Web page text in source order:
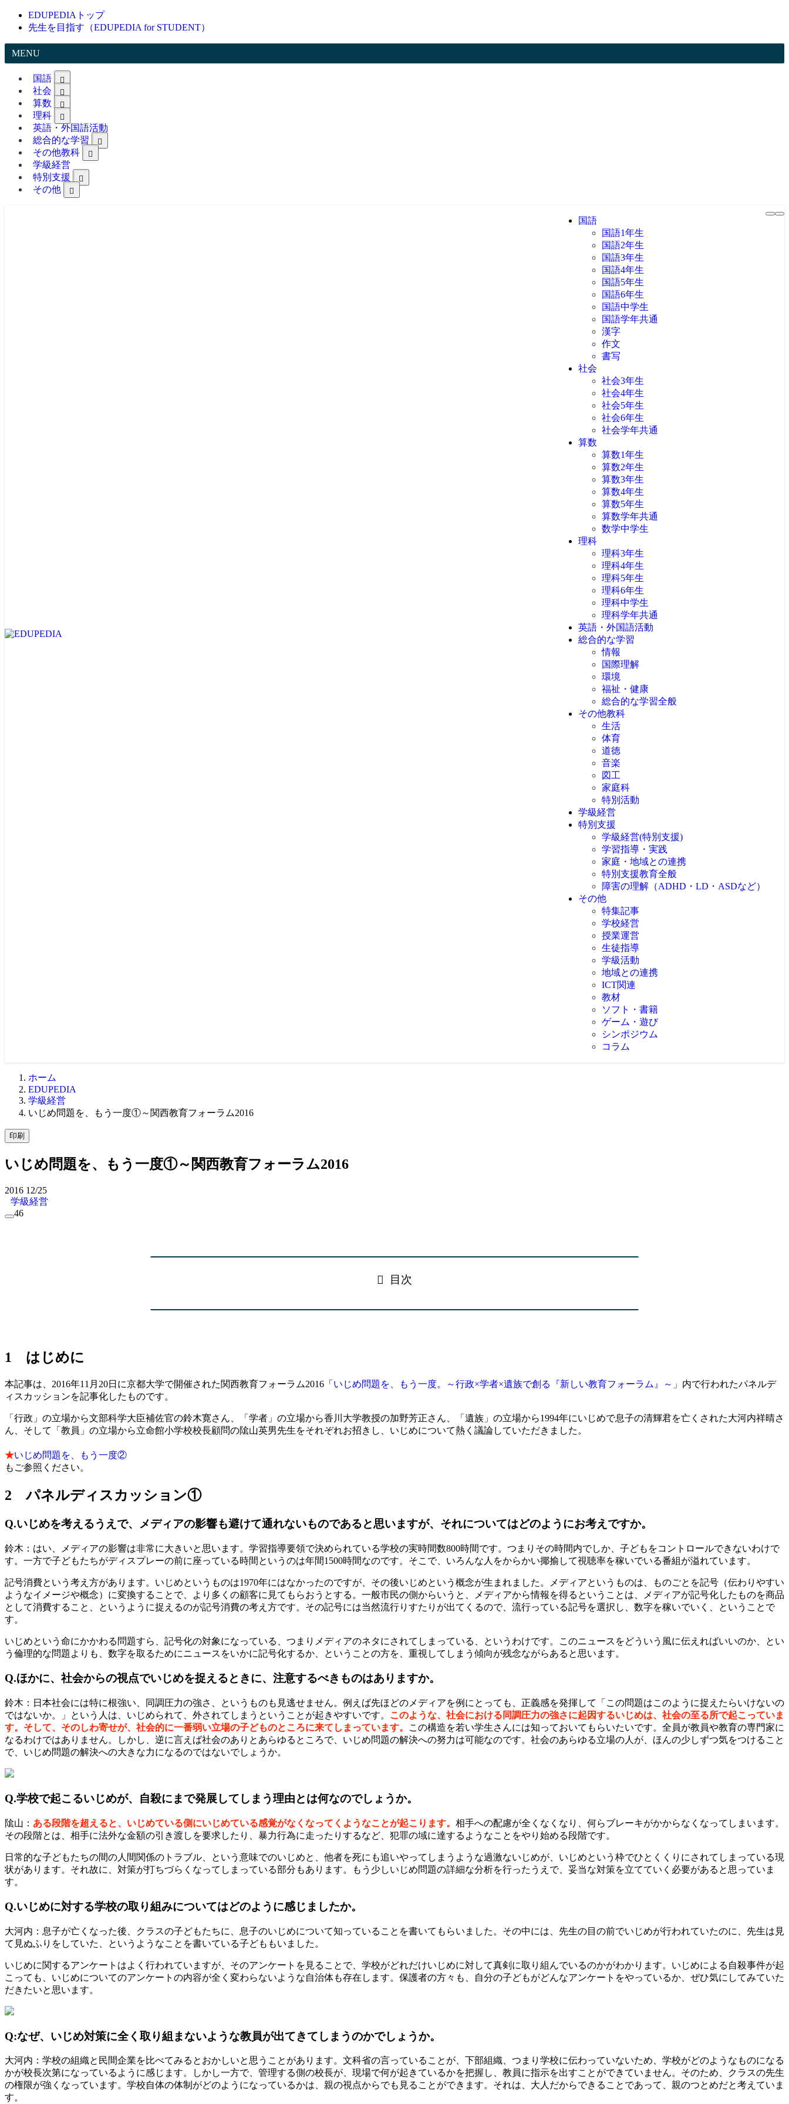
EDUPEDIAトップ
先生を目指す（EDUPEDIA for STUDENT）
MENU
国語
社会
算数
理科
英語・外国語活動
総合的な学習
その他教科
学級経営
特別支援
その他
国語
国語1年生
国語2年生
国語3年生
国語4年生
国語5年生
国語6年生
国語中学生
国語学年共通
漢字
作文
書写
社会
社会3年生
社会4年生
社会5年生
社会6年生
社会学年共通
算数
算数1年生
算数2年生
算数3年生
算数4年生
算数5年生
算数学年共通
数学中学生
理科
理科3年生
理科4年生
理科5年生
理科6年生
理科中学生
理科学年共通
英語・外国語活動
総合的な学習
情報
国際理解
環境
福祉・健康
総合的な学習全般
その他教科
生活
体育
道徳
音楽
図工
家庭科
特別活動
学級経営
特別支援
学級経営(特別支援)
学習指導・実践
家庭・地域との連携
特別支援教育全般
障害の理解（ADHD・LD・ASDなど）
その他
特集記事
学校経営
授業運営
生徒指導
学級活動
地域との連携
ICT関連
教材
ソフト・書籍
ゲーム・遊び
シンポジウム
コラム
ホーム
EDUPEDIA
学級経営
いじめ問題を、もう一度①～関西教育フォーラム2016
印刷
いじめ問題を、もう一度①～関西教育フォーラム2016
2016 12/25
学級経営
46
目次
1 はじめに
本記事は、2016年11月20日に京都大学で開催された関西教育フォーラム2016「 いじめ問題を、もう一度。～行政×学者×遺族で創る『新しい教育フォーラム』～ 」内で行われたパネルデ
ィスカッションを記事化したものです。
「行政」の立場から文部科学大臣補佐官の鈴木寛さん、「学者」の立場から香川大学教授の加野芳正さん、「遺族」の立場から1994年にいじめで息子の清輝君を亡くされた大河内祥晴さ
ん、そして「教員」の立場から立命館小学校校長顧問の隂山英男先生をそれぞれお招きし、いじめについて熱く議論していただきました。
★いじめ問題を、もう一度②
もご参照ください。
2 パネルディスカッション①
Q.いじめを考えるうえで、メディアの影響も避けて通れないものであると思いますが、それについてはどのようにお考えですか。
鈴木：はい、メディアの影響は非常に大きいと思います。学習指導要領で決められている学校の実時間数800時間です。つまりその時間内でしか、子どもをコントロールできないわけで
す。一方で子どもたちがディスプレーの前に座っている時間というのは年間1500時間なのです。そこで、いろんな人をからかい揶揄して視聴率を稼いでいる番組が溢れています。
記号消費という考え方があります。いじめというものは1970年にはなかったのですが、その後いじめという概念が生まれました。メディアというものは、ものごとを記号（伝わりやすい
ようなイメージや概念）に変換することで、より多くの顧客に見てもらおうとする。一般市民の側からいうと、メディアから情報を得るということは、メディアが記号化したものを商品
として消費すること、というように捉えるのが記号消費の考え方です。その記号には当然流行りすたりが出てくるので、流行っている記号を選択し、数字を稼いでいく、ということで
す。
いじめという命にかかわる問題すら、記号化の対象になっている、つまりメディアのネタにされてしまっている、というわけです。このニュースをどういう風に伝えればいいのか、とい
う倫理的な問題よりも、数字を取るためにニュースをいかに記号化するか、ということの方を、重視してしまう傾向が残念ながらあると思います。
Q.ほかに、社会からの視点でいじめを捉えるときに、注意するべきものはありますか。
鈴木：日本社会には特に根強い、同調圧力の強さ、というものも見逃せません。例えば先ほどのメディアを例にとっても、正義感を発揮して「この問題はこのように捉えたらいけないの
ではないか。」という人は、いじめられて、外されてしまうということが起きやすいです。 このような、社会における同調圧力の強さに起因するいじめは、社会の至る所で起こっていま
す。そして、そのしわ寄せが、社会的に一番弱い立場の子どものところに来てしまっています。
この構造を若い学生さんには知っておいてもらいたいです。全員が教員や教育の専門家に
なるわけではありません。しかし、逆に言えば社会のありとあらゆるところで、いじめ問題の解決への努力は可能なのです。社会のあらゆる立場の人が、ほんの少しずつ気をつけること
で、いじめ問題の解決への大きな力になるのではないでしょうか。
Q.学校で起こるいじめが、自殺にまで発展してしまう理由とは何なのでしょうか。
隂山： ある段階を超えると、いじめている側にいじめている感覚がなくなってくようなことが起こります。 相手への配慮が全くなくなり、何らブレーキがかからなくなってしまいます。
その段階とは、相手に法外な金額の引き渡しを要求したり、暴力行為に走ったりするなど、犯罪の域に達するようなことをやり始める段階です。
日常的な子どもたちの間の人間関係のトラブル、という意味でのいじめと、他者を死にも追いやってしまうような過激ないじめが、いじめという枠でひとくくりにされてしまっている現
状があります。それ故に、対策が打ちづらくなってしまっている部分もあります。もう少しいじめ問題の詳細な分析を行ったうえで、妥当な対策を立てていく必要があると思っていま
す。
Q.いじめに対する学校の取り組みについてはどのように感じましたか。
大河内：息子が亡くなった後、クラスの子どもたちに、息子のいじめについて知っていることを書いてもらいました。その中には、先生の目の前でいじめが行われていたのに、先生は見
て見ぬふりをしていた、というようなことを書いている子どももいました。
いじめに関するアンケートはよく行われていますが、そのアンケートを見ることで、学校がどれだけいじめに対して真剣に取り組んでいるのかがわかります。いじめによる自殺事件が起
こっても、いじめについてのアンケートの内容が全く変わらないような自治体も存在します。保護者の方々も、自分の子どもがどんなアンケートをやっているか、ぜひ気にしてみていた
だきたいと思います。
Q:なぜ、いじめ対策に全く取り組まないような教員が出てきてしまうのかでしょうか。
大河内：学校の組織と民間企業を比べてみるとおかしいと思うことがあります。文科省の言っていることが、下部組織、つまり学校に伝わっていないため、学校がどのようなものになる
かが校長次第になっているように感じます。しかし一方で、管理する側の校長が、現場で何が起きているかを把握し、教員に指示を出すことができていません。そのため、クラスの先生
の権限が強くなっています。学校自体の体制がどのようになっているかは、親の視点からでも見ることができます。それは、大人だからできることであって、親のつとめだと考えていま
す。